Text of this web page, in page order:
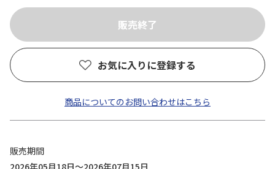
お気に入りに登録する
商品についてのお問い合わせはこちら
販売期間
2026年05月18日～2026年07月15日